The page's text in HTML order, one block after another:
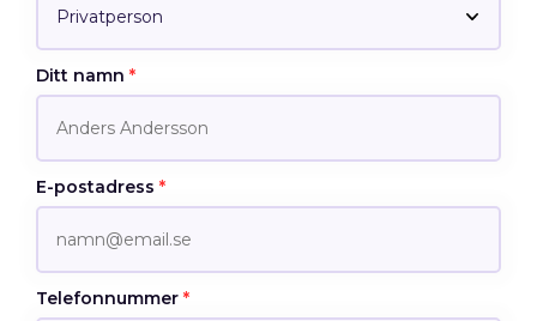
Ditt namn *
E-postadress *
Telefonnummer *